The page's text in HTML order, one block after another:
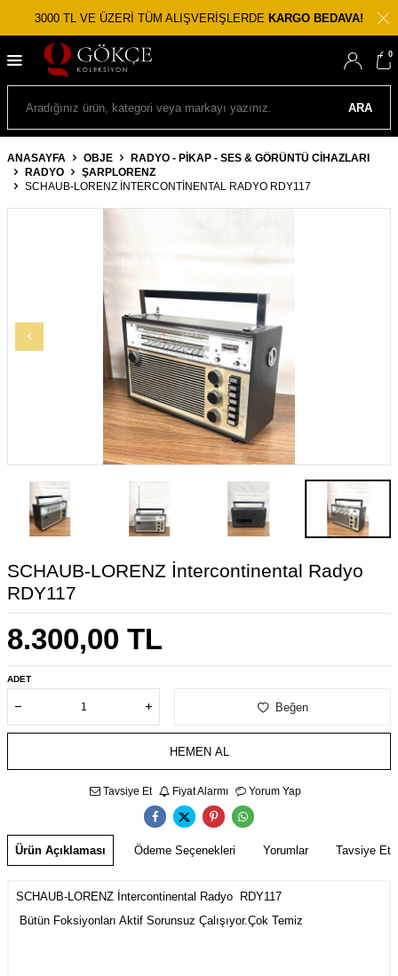
3000 TL VE ÜZERİ TÜM ALIŞVERİŞLERDE KARGO BEDAVA!
ARA
0
ANASAYFA OBJE
RADYO - PIKAP - SES & GÖRÜNTÜ CIHAZLARI
RADYO
ŞARPLORENZ
SCHAUB-LORENZ İNTERCONTINENTAL RADYO RDY117
SCHAUB-LORENZ İntercontinental Radyo
RDY117
8.300,00 TL
ADET
Beğen
HEMEN AL
Tavsiye Et Fiyat Alarmı Yorum Yap
Ürün Açıklaması Ödeme Seçenekleri Yorumlar Tavsiye Et
SCHAUB-LORENZ İntercontinental Radyo RDY117
Bütün Foksiyonları Aktif Sorunsuz Çalışıyor.Çok Temiz